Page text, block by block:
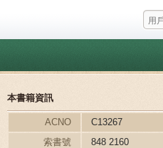
本書籍資訊
ACNO
C13267
索書號
848 2160